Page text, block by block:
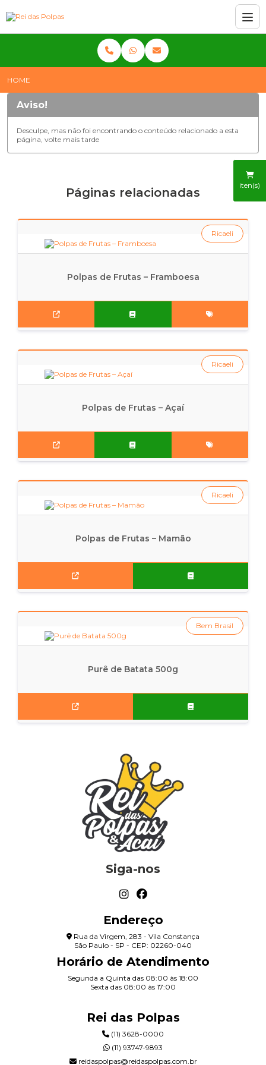
iten(s)
HOME
Aviso!
Desculpe, mas não foi encontrando o conteúdo relacionado a esta
página, volte mais tarde
Páginas relacionadas
Polpas de Frutas – Framboesa
Ricaeli
Polpas de Frutas – Açaí
Ricaeli
Polpas de Frutas – Mamão
Ricaeli
Purê de Batata 500g
Bem Brasil
Siga-nos
Endereço
Rua da Virgem, 283 - Vila Constança
São Paulo - SP - CEP: 02260-040
Horário de Atendimento
Segunda a Quinta das 08:00 às 18:00
Sexta das 08:00 às 17:00
Rei das Polpas
(11) 3628-0000
(11) 93747-9893
reidaspolpas@reidaspolpas.com.br